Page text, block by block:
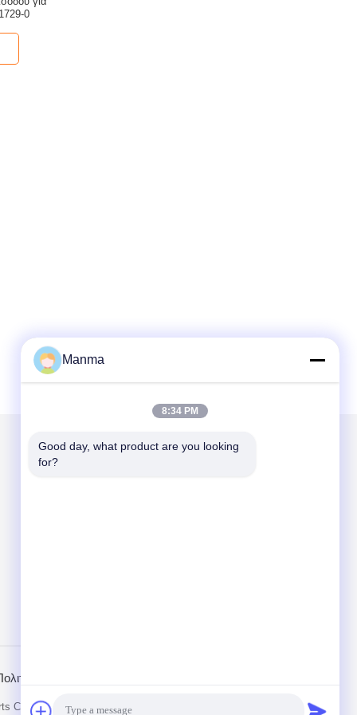
0
Στείλτε μας μήνυμα
Απορρήτου
Co. , Ltd.. All Rights Reserved.
Manma
8:34 PM
Good day, what product are you looking
for?